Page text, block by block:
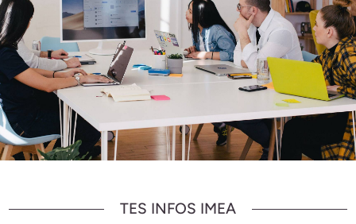
TES INFOS IMEA